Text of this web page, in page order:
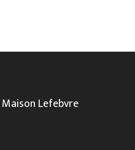
Lefebvre